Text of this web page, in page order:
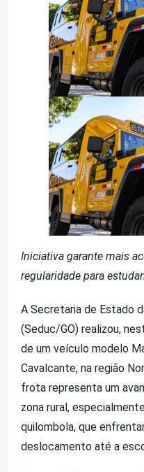
Iniciativa garante mais
regularidade para
A Secretaria de Estado
(Seduc/GO) realizou,
de um veículo modelo
Cavalcante, na região
frota representa um
zona rural,
quilombola, que
deslocamento até a